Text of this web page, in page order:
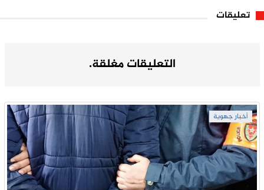
تعليقات
التعليقات مغلقة.
أخبار جهوية